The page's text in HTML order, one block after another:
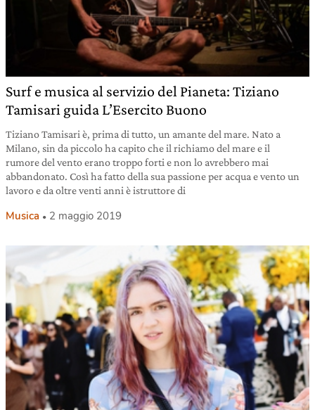
Surf e musica al servizio del Pianeta: Tiziano
Tamisari guida L’Esercito Buono
Tiziano Tamisari è, prima di tutto, un amante del mare. Nato a
Milano, sin da piccolo ha capito che il richiamo del mare e il
rumore del vento erano troppo forti e non lo avrebbero mai
abbandonato. Così ha fatto della sua passione per acqua e vento un
lavoro e da oltre venti anni è istruttore di
Musica 2 maggio 2019